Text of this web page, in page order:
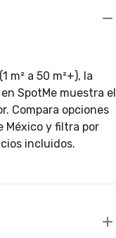
m² a 50 m²+), la
SpotMe muestra el
Compara opciones
México y filtra por
incluidos.